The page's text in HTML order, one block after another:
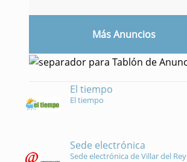
Más Anuncios
El tiempo
El tiempo
Sede electrónica
Sede electrónica de Villar del Rey